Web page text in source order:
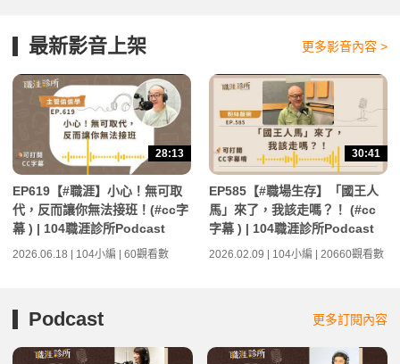
最新影音上架 更多影音內容 >
28:13
EP619【#職涯】小心！無可取
代，反而讓你無法接班！(#cc字
幕 ) | 104職涯診所Podcast
2026.06.18 | 104小編 | 60觀看數
30:41
EP585【#職場生存】「國王人
馬」來了，我該走嗎？！ (#cc
字幕 ) | 104職涯診所Podcast
2026.02.09 | 104小編 | 20660觀看數
Podcast 更多訂閱內容